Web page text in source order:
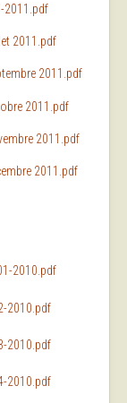
2011.pdf
2011.pdf
2011.pdf
2011.pdf
2011.pdf
2011.pdf
2010.pdf
2010.pdf
2010.pdf
2010.pdf